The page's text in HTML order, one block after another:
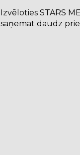
Izvēloties STARS
saņemat daudz